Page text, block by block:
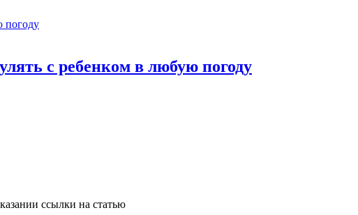
с ребенком в любую погоду
ссылки на статью